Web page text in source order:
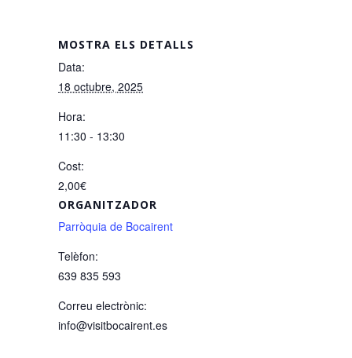
MOSTRA ELS DETALLS
Data:
18 octubre, 2025
Hora:
11:30 - 13:30
Cost:
2,00€
ORGANITZADOR
Parròquia de Bocairent
Telèfon:
639 835 593
Correu electrònic:
info@visitbocairent.es